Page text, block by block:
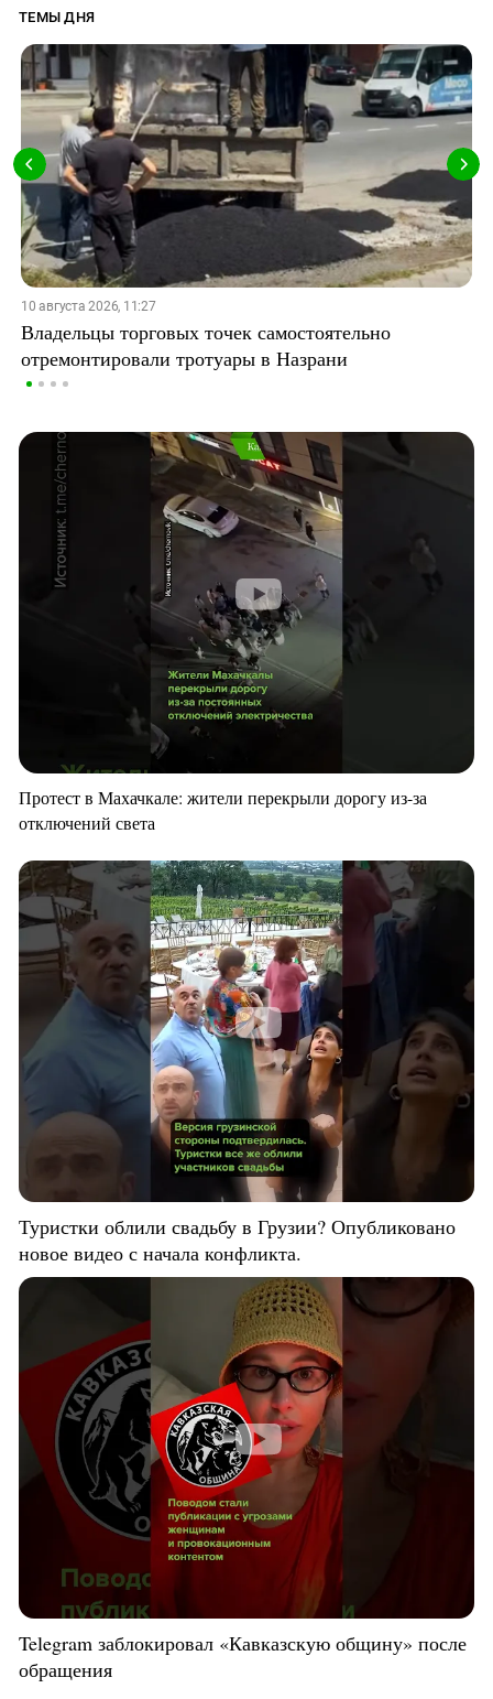
ТЕМЫ ДНЯ
10 августа 2026, 11:27
Владельцы торговых точек самостоятельно
отремонтировали тротуары в Назрани
Протест в Махачкале: жители перекрыли дорогу из-за
отключений света
Туристки облили свадьбу в Грузии? Опубликовано
новое видео с начала конфликта.
Telegram заблокировал «Кавказскую общину» после
обращения